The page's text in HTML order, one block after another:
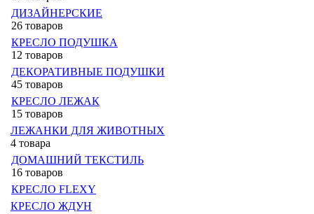
ДИЗАЙНЕРСКИЕ
26 товаров
КРЕСЛО ПОДУШКА
12 товаров
ДЕКОРАТИВНЫЕ ПОДУШКИ
45 товаров
КРЕСЛО ЛЕЖАК
15 товаров
ЛЕЖАНКИ ДЛЯ ЖИВОТНЫХ
4 товара
ДОМАШНИЙ ТЕКСТИЛЬ
16 товаров
КРЕСЛО FLEXY
КРЕСЛО ЖДУН